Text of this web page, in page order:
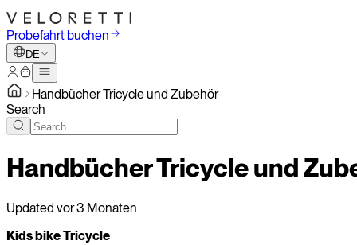
Probefahrt buchen
DE
Handbücher Tricycle und Zubehör
Search
Handbücher Tricycle und
Updated vor 3 Monaten
Kids bike Tricycle